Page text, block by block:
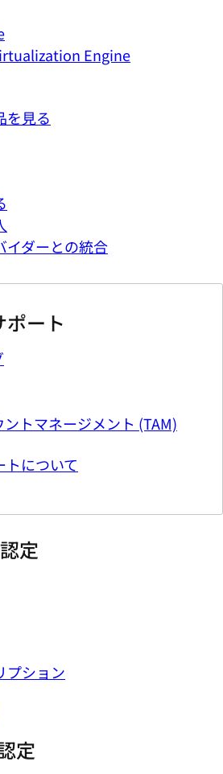
Engine
を見る
イダーとの統合
ポート
トマネージメント (TAM)
トについて
定
プション
定